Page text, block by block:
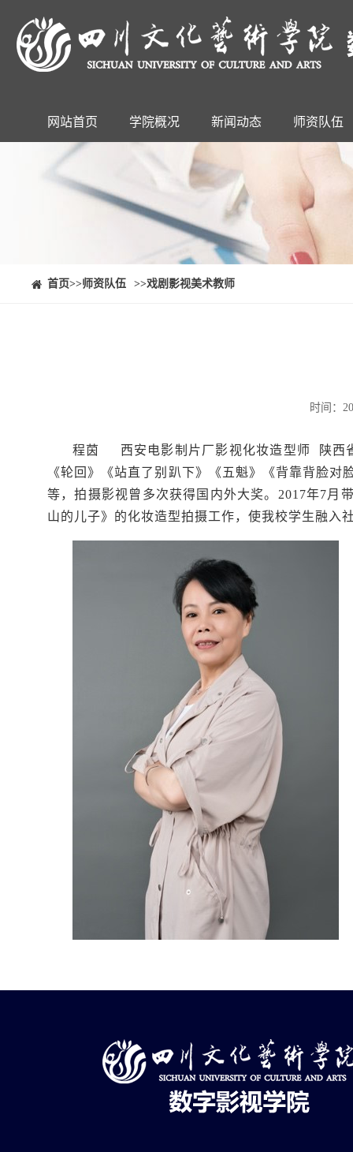
⠀⠀首页>>师资队伍 >>戏剧影视美术教师
时间：
程茵 西安电影制片厂影视化妆造型师 陕西
《轮回》《站直了别趴下》《五魁》《背靠背脸
等，拍摄影视曾多次获得国内外大奖。2017年7月
山的儿子》的化妆造型拍摄工作，使我校学生融入
网站首页 学院概况 新闻动态 师资队伍